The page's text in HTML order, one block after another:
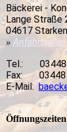
Bäckerei -
Lange Straße
04617
» Anfahrtsplan
Tel.: 03448
Fax: 03448
E-Mail:
Öffnungszeiten